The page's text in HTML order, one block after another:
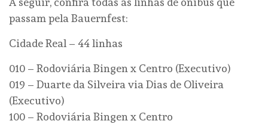
passam pela Bauernfest:
Cidade Real – 44 linhas
010 – Rodoviária Bingen x Centro (Executivo)
019 – Duarte da Silveira via Dias de Oliveira
(Executivo)
100 – Rodoviária Bingen x Centro